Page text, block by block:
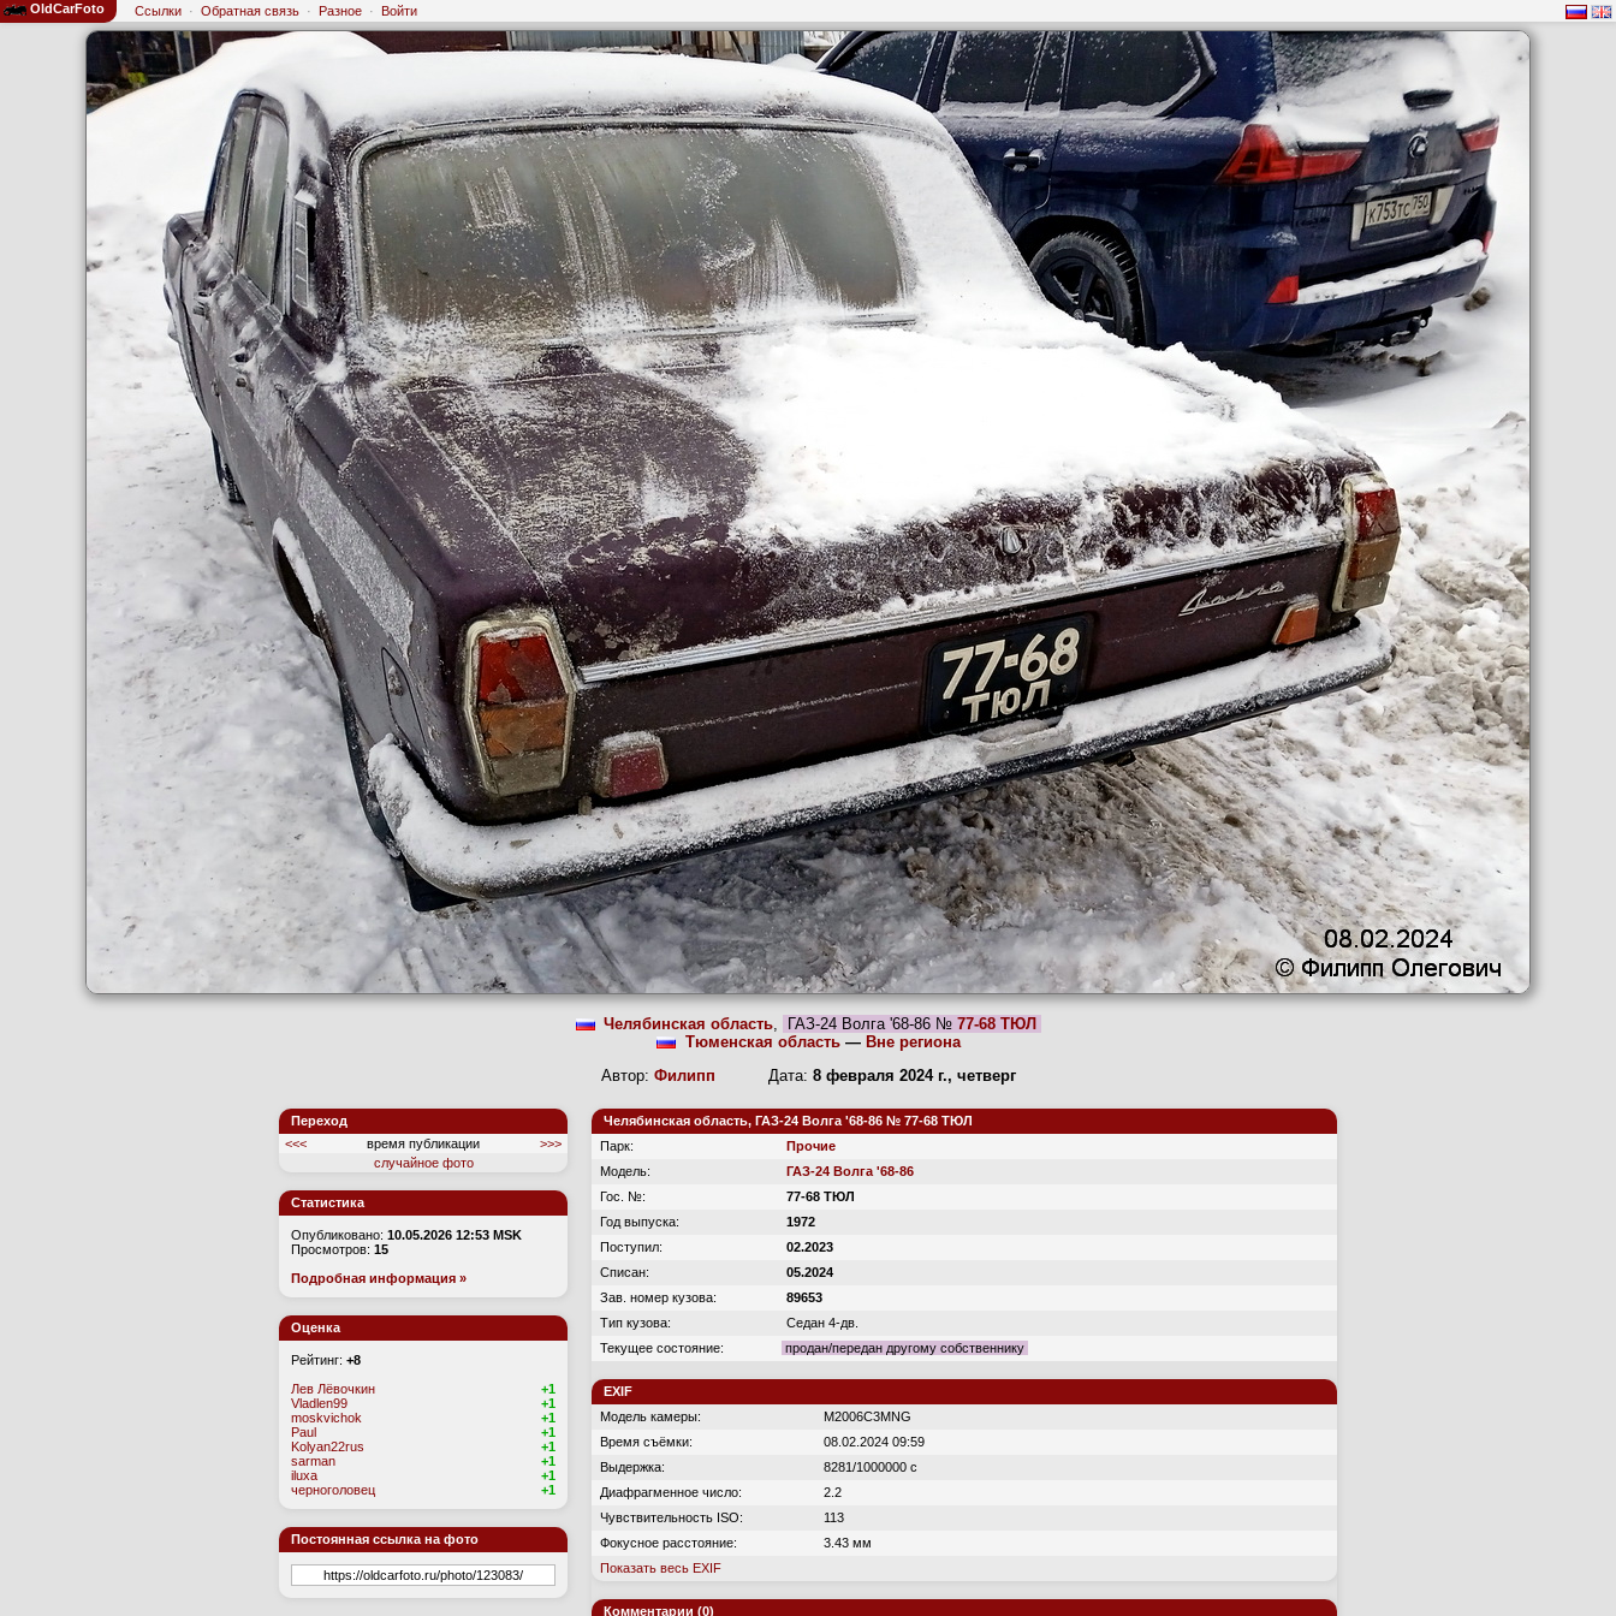
OldCarFoto Ссылки · Обратная связь · Разное · Войти
Челябинская область, ГАЗ-24 Волга '68-86 № 77-68 ТЮЛ
Тюменская область— Вне региона
Автор: Филипп Дата: 8 февраля 2024 г., четверг
Переход
<<<
время публикации
>>>
случайное фото
Статистика
Опубликовано: 10.05.2026 12:53 MSK
Просмотров: 15
Подробная информация »
Оценка
Рейтинг: +8
Лев Лёвочкин
+1
Vladlen99
+1
moskvichok
+1
Paul
+1
Kolyan22rus
+1
sarman
+1
iluxa
+1
черноголовец
+1
Постоянная ссылка на фото
Челябинская область, ГАЗ-24 Волга '68-86 № 77-68 ТЮЛ
Парк:
Прочие
Модель:
ГАЗ-24 Волга '68-86
Гос. №:
77-68 ТЮЛ
Год выпуска:
1972
Поступил:
02.2023
Списан:
05.2024
Зав. номер кузова:
89653
Тип кузова:
Седан 4-дв.
Текущее состояние:
продан/передан другому собственнику
EXIF
Модель камеры:
M2006C3MNG
Время съёмки:
08.02.2024 09:59
Выдержка:
8281/1000000 с
Диафрагменное число:
2.2
Чувствительность ISO:
113
Фокусное расстояние:
3.43 мм
Показать весь EXIF
Комментарии (0)